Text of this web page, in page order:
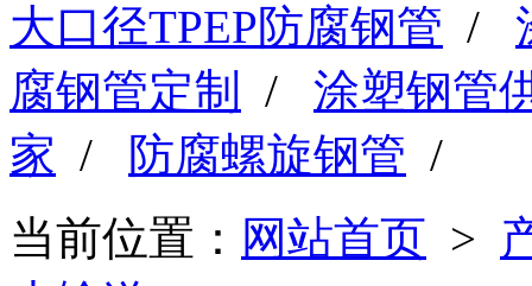
大口径TPEP防腐钢管 /
腐钢管定制
/
涂塑钢管
家 / 防腐螺旋钢管 /
当前位置： 网站首页 >